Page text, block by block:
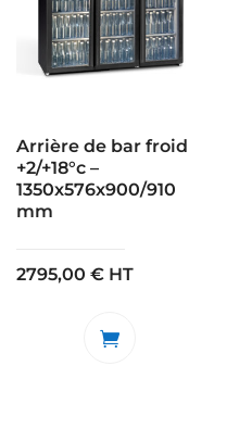
Arrière de bar froid
+2/+18°c –
1350x576x900/910
mm
2795,00€ HT